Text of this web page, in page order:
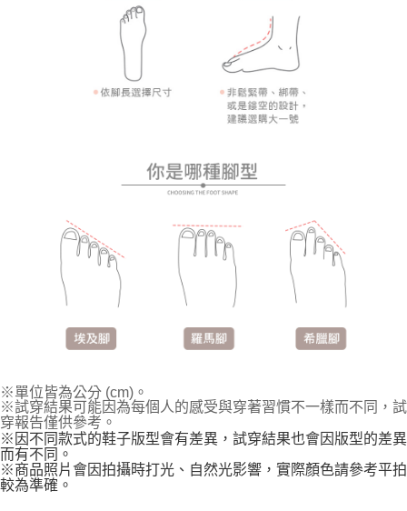
※單位皆為公分 (cm)。
※試穿結果可能因為每個人的感受與穿著習慣不一樣而不同，試
穿報告僅供參考。
※因不同款式的鞋子版型會有差異，試穿結果也會因版型的差異
而有不同。
※商品照片會因拍攝時打光、自然光影響，實際顏色請參考平拍
較為準確。